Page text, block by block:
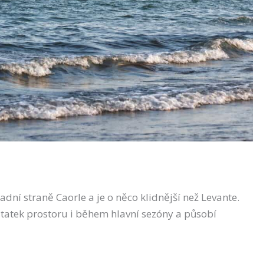
straně Caorle a je o něco klidnější než Levante.
prostoru i během hlavní sezóny a působí